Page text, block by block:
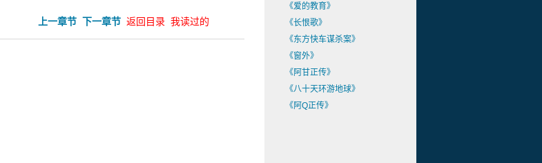
上一章节 下一章节 返回目录 我读过的
《爱的教育》
《长恨歌》
《东方快车谋杀案》
《窗外》
《阿甘正传》
《八十天环游地球》
《阿Q正传》